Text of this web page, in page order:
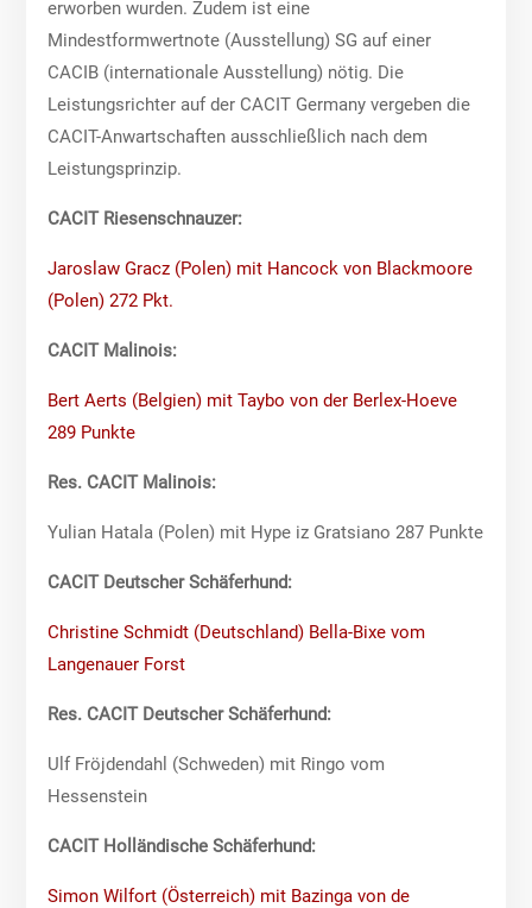
erworben wurden. Zudem ist eine
Mindestformwertnote (Ausstellung) SG auf einer
CACIB (internationale Ausstellung) nötig. Die
Leistungsrichter auf der CACIT Germany vergeben die
CACIT-Anwartschaften ausschließlich nach dem
Leistungsprinzip.
CACIT Riesenschnauzer:
Jaroslaw Gracz (Polen) mit Hancock von Blackmoore
(Polen) 272 Pkt.
CACIT Malinois:
Bert Aerts (Belgien) mit Taybo von der Berlex-Hoeve
289 Punkte
Res. CACIT Malinois:
Yulian Hatala (Polen) mit Hype iz Gratsiano 287 Punkte
CACIT Deutscher Schäferhund:
Christine Schmidt (Deutschland) Bella-Bixe vom
Langenauer Forst
Res. CACIT Deutscher Schäferhund:
Ulf Fröjdendahl (Schweden) mit Ringo vom
Hessenstein
CACIT Holländische Schäferhund:
Simon Wilfort (Österreich) mit Bazinga von de